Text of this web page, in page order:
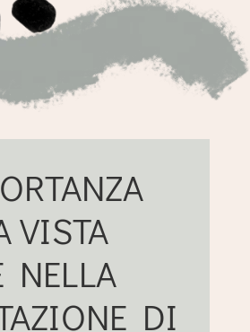
VISTA
NELLA
DI